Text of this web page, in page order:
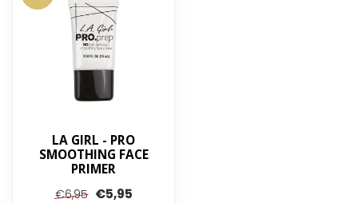
LA GIRL - PRO
SMOOTHING FACE
PRIMER
€6,95 €5,95